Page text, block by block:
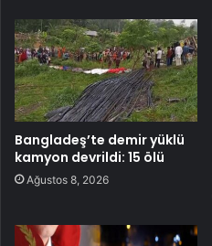
Bangladeş’te demir yüklü
kamyon devrildi: 15 ölü
Ağustos 8, 2026